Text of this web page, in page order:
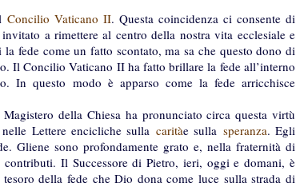
Concilio Vaticano II. Questa coincidenza ci consente di
a rimettere al centro della nostra vita ecclesiale e
fede come un fatto scontato, ma sa che questo dono di
Il Concilio Vaticano II ha fatto brillare la fede all’interno
In questo modo è apparso come la fede arricchisce
della Chiesa ha pronunciato circa questa virtù
Lettere encicliche sulla caritàe sulla speranza. Egli
Gliene sono profondamente grato e, nella fraternità di
Il Successore di Pietro, ieri, oggi e domani, è
della fede che Dio dona come luce sulla strada di